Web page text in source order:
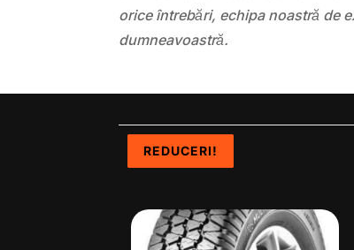
orice întrebări, echipa noastră de
dumneavoastră.
REDUCERI!
REDUCERI!
REDUCERI!
REDUCERI!